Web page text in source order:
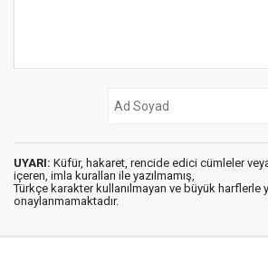
UYARI: Küfür, hakaret, rencide edici cümleler
içeren, imla kuralları ile yazılmamış,
Türkçe karakter kullanılmayan ve büyük harflerle
onaylanmamaktadır.